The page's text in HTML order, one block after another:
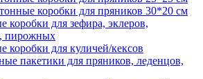
коробки для пряников 30*20 см
коробки для зефира, эклеров,
пирожных
коробки для куличей/кексов
пакетики для пряников, леденцов,